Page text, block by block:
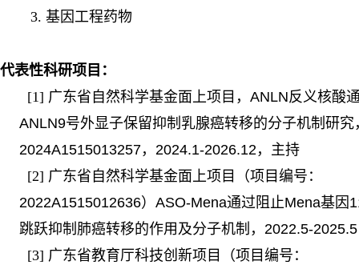
3. 基因工程药物
代表性科研项目：
[1] 广东省自然科学基金面上项目，ANLN反义核酸
ANLN9号外显子保留抑制乳腺癌转移的分子机制研究
2024A1515013257，2024.1-2026.12，主持
[2] 广东省自然科学基金面上项目（项目编号：
2022A1515012636）ASO-Mena通过阻止Mena基因
跳跃抑制肺癌转移的作用及分子机制，2022.5-
[3] 广东省教育厅科技创新项目（项目编号：